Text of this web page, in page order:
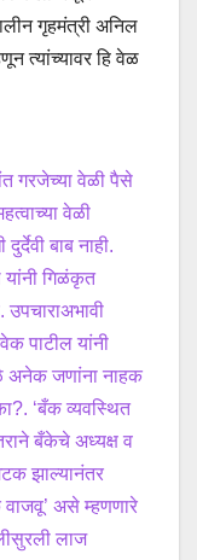
गृहमंत्री अनिल
त्यांच्यावर हि वेळ
गरजेच्या वेळी पैसे
वेळी
बाब नाही.
यांनी गिळंकृत
पाटील यांनी
अनेक जणांना नाहक
‘बँक व्यवस्थित
बँकेचे अध्यक्ष व
झाल्यानंतर
असे म्हणणारे
लाज